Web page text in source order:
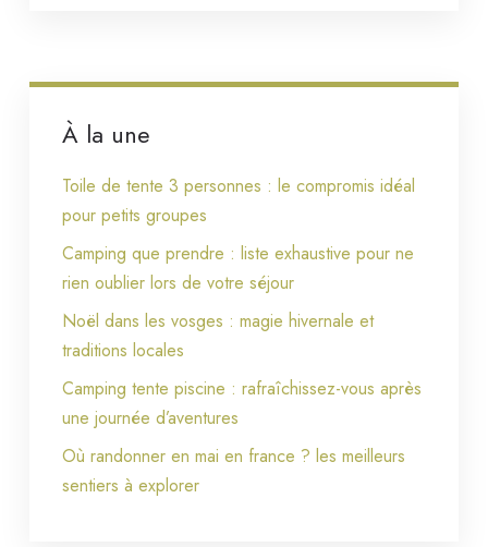
À la une
Toile de tente 3 personnes : le compromis idéal
pour petits groupes
Camping que prendre : liste exhaustive pour ne
rien oublier lors de votre séjour
Noël dans les vosges : magie hivernale et
traditions locales
Camping tente piscine : rafraîchissez-vous après
une journée d’aventures
Où randonner en mai en france ? les meilleurs
sentiers à explorer